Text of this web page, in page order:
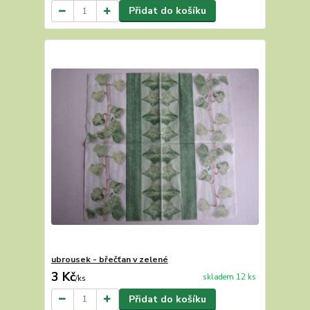
Přidat do košíku
ubrousek - břečťan v zelené
3 Kč/ks skladem 12 ks
Přidat do košíku